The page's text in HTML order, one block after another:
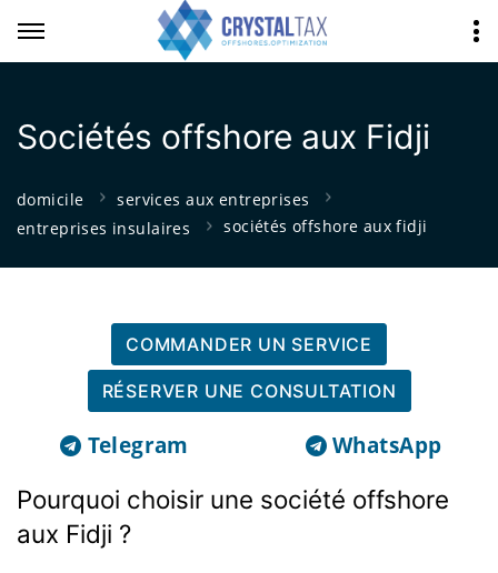
Sociétés offshore aux Fidji
domicile
services aux entreprises
entreprises insulaires
sociétés offshore aux fidji
COMMANDER UN SERVICE
RÉSERVER UNE CONSULTATION
Telegram WhatsApp
Pourquoi choisir une société offshore
aux Fidji ?